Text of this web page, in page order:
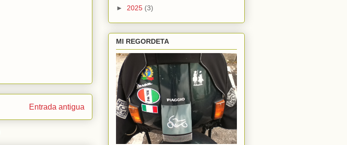
Entrada antigua
► 2025 (3)
MI REGORDETA